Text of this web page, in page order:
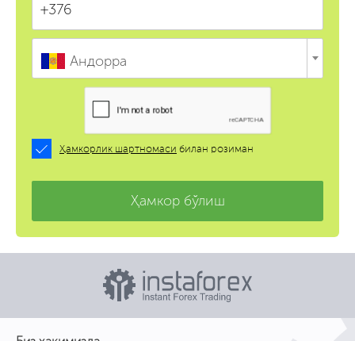
Андорра
Ҳамкорлик шартномаси билан розиман
Ҳамкор бўлиш